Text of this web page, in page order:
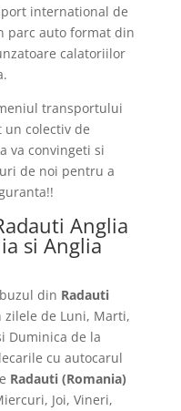
international de
parc auto format din
calatoriilor
transportului
colectiv de
va convingeti si
de noi pentru a
si Anglia
din Radauti
zilele de Luni, Marti,
Duminica de la
cu autocarul
Radauti (Romania)
Joi, Vineri,